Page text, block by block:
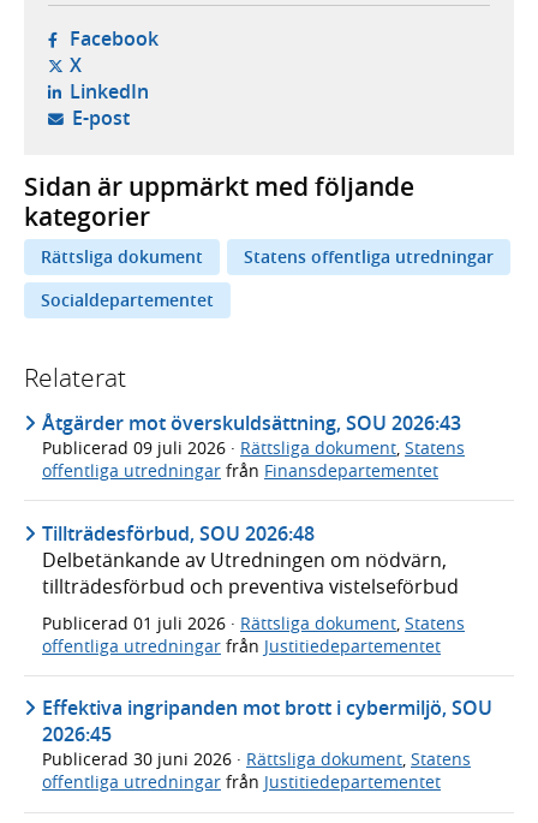
Facebook- öppnas i ny flik, extern webbplats,
X- öppnas i ny flik, extern webbplats,
LinkedIn- öppnas i ny flik, extern webbplats,
E-post- öppnar din e-postklient,
Sidan är uppmärkt med följande
kategorier
Rättsliga dokument
Statens offentliga utredningar
Socialdepartementet
Relaterat
Åtgärder mot överskuldsättning, SOU 2026:43
Publicerad 09 juli 2026 · Rättsliga dokument, Statens
offentliga utredningar från Finansdepartementet
Tillträdesförbud, SOU 2026:48
Delbetänkande av Utredningen om nödvärn,
tillträdesförbud och preventiva vistelseförbud
Publicerad 01 juli 2026 · Rättsliga dokument Statens
offentliga utredningar från Justitiedepartementet
Effektiva ingripanden mot brott i cybermiljö, SOU
2026:45
Publicerad 30 juni 2026 · Rättsliga dokument, Statens
offentliga utredningar från Justitiedepartementet